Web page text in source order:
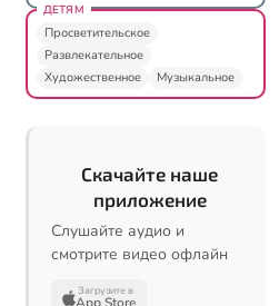
ДЕТЯМ
Просветительское
Развлекательное
Художественное
Музыкальное
Скачайте наше
приложение
Слушайте аудио и
смотрите видео офлайн
Загрузите в